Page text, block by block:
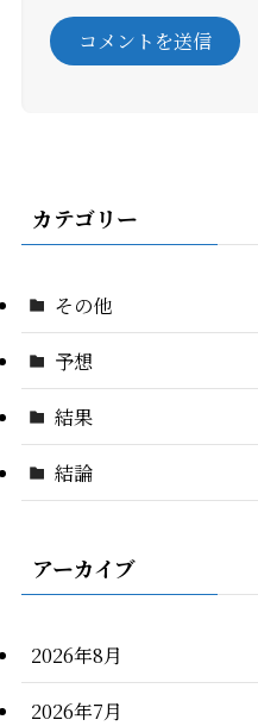
カテゴリー
その他
予想
結果
結論
アーカイブ
2026年8月
2026年7月